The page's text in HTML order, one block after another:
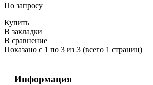
По запросу
Купить
В закладки
В сравнение
Показано с 1 по 3 из 3 (всего 1 страниц)
Информация